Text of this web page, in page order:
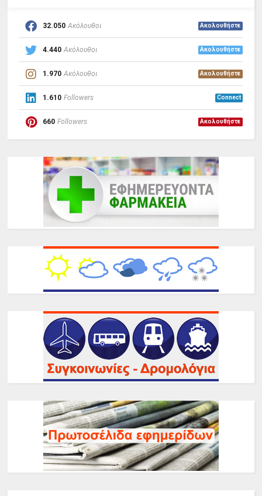
32.050 Ακόλουθοι Ακολουθήστε
4.440 Ακόλουθοι Ακολουθήστε
1.970 Ακόλουθοι Ακολουθήστε
1.610 Followers Connect
660 Followers Ακολουθήστε